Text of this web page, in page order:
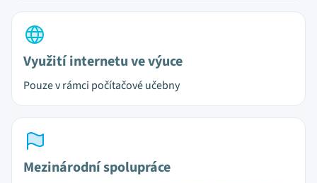
Využití internetu ve výuce
Pouze v rámci počítačové učebny
Mezinárodní spolupráce